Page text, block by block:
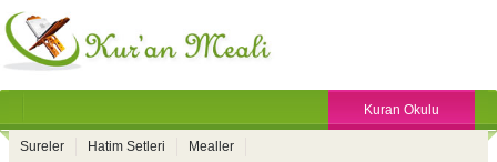
Kuran Okulu
Sureler Hatim Setleri Mealler